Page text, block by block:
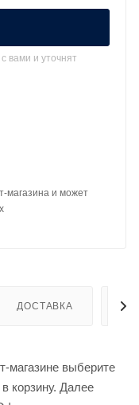
вами и уточнят
магазина и может
ДОСТАВКА
магазине выберите
корзину. Далее